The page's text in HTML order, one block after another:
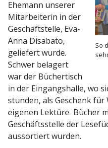
So
Ehemann unserer
Mitar­bei­terin in der
Geschäfts­telle, Eva-
Anna Disabato,
geliefert wurde.
Schwer belagert
war der Bücher­tisch
in der Eingangs­halle, wo
stunden, als Geschenk
eigenen Lektüre Bücher
Geschäfts­stelle der
aussor­tiert wurden.